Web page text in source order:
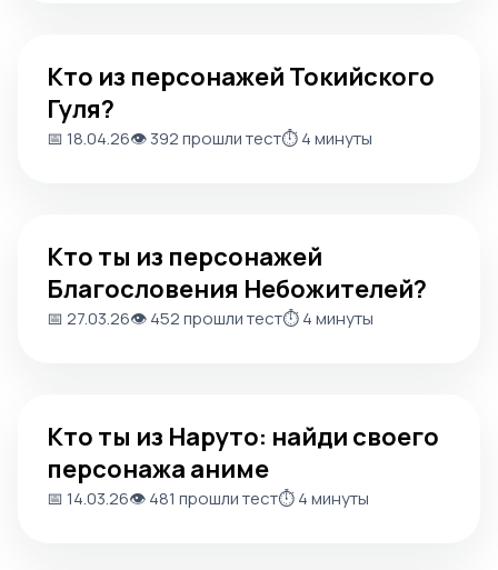
Кто из персонажей Токийского
Гуля?
📅 18.04.26👁️ 392 прошли тест⏱️ 4 минуты
Кто ты из персонажей
Благословения Небожителей?
📅 27.03.26👁️ 452 прошли тест⏱️ 4 минуты
Кто ты из Наруто: найди своего
персонажа аниме
📅 14.03.26👁️ 481 прошли тест⏱️ 4 минуты